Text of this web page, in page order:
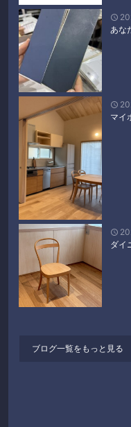

あな

マイ

ダイ
ブログ一覧をもっと見る